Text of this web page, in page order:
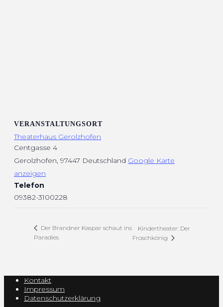
VERANSTALTUNGSORT
Theaterhaus Gerolzhofen
Centgasse 4
Gerolzhofen, 97447 Deutschland Google Karte
anzeigen
Telefon
09382-3100228
Der Brandner Kaspar schaut ins
Paradies
Kindertheater: Der
Froschkönig
Kontakt
Impressum
Datenschutzerklärung